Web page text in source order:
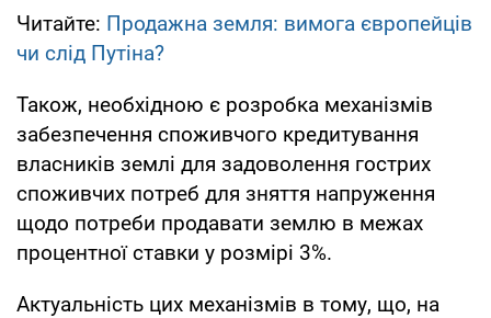
Читайте: Продажна земля: вимога європейців
чи слід Путіна?
Також, необхідною є розробка механізмів
забезпечення споживчого кредитування
власників землі для задоволення гострих
споживчих потреб для зняття напруження
щодо потреби продавати землю в межах
процентної ставки у розмірі 3%.
Актуальність цих механізмів в тому, що, на